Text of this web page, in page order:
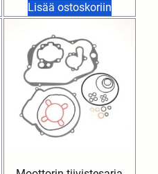
Lisää ostoskoriin